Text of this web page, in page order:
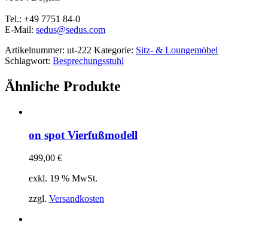
Tel.: +49 7751 84-0
E-Mail: sedus@sedus.com
Artikelnummer: ut-222 Kategorie: Sitz- & Loungemöbel
Schlagwort: Besprechungsstuhl
Ähnliche Produkte
on spot Vierfußmodell
499,00 €
exkl. 19 % MwSt.
zzgl. Versandkosten